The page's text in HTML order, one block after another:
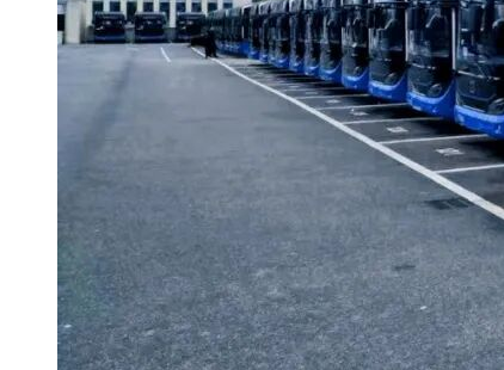
（一）投标文件提交截止时间及开标时间：2022年08月16
（二）投标人应在截止时间前将电子投标文件上传至宿
（三）本项目采用：不见面开标。投标人登录宿迁市公共
本采购公告（采购文件公告）期限，为采购公告（采购文
七、其他补充事宜
（一）投标人信用信息
信用信息查询渠道为：“信用中国”网（